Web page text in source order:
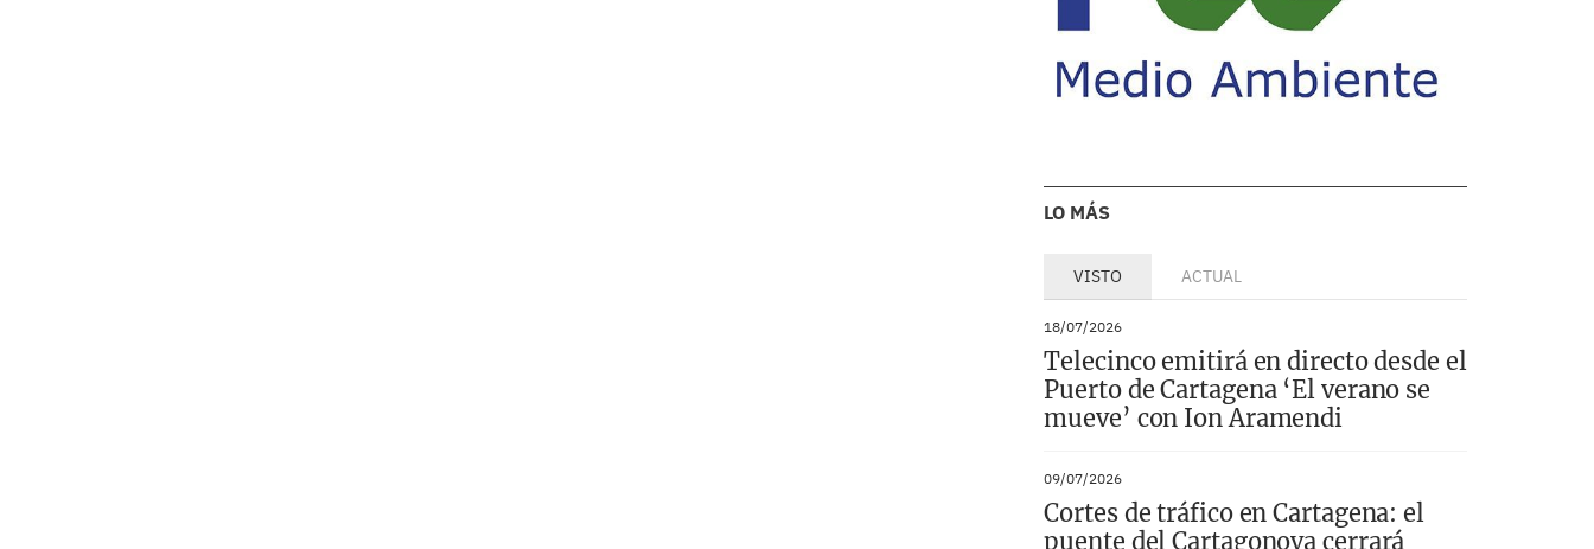
LO MÁS
VISTO ACTUAL
18/07/2026
Telecinco emitirá en directo desde el
Puerto de Cartagena ‘El verano se
mueve’ con Ion Aramendi
09/07/2026
Cortes de tráfico en Cartagena: el
puente del Cartagonova cerrará